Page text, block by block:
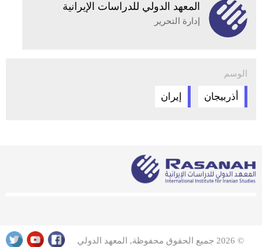
المعهد الدولي للدراسات الإيرانية
إدارة التحرير
الوسم
أذربيجان إيران
© 2026 جميع الحقوق محفوظة, المعهد الدولي